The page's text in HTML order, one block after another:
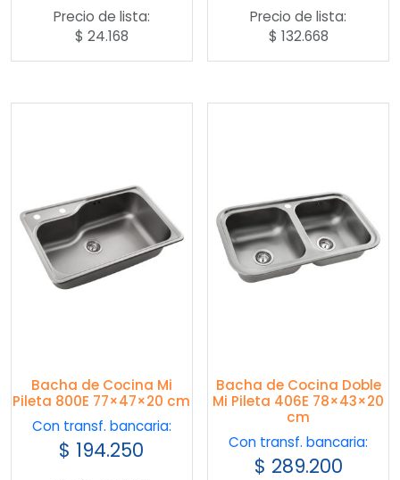
Precio de lista:
$ 24.168
Precio de lista:
$ 132.668
Bacha de Cocina Mi
Pileta 800E 77×47×20 cm
Con transf. bancaria:
$ 194.250
Bacha de Cocina Doble
Mi Pileta 406E 78×43×20
cm
Con transf. bancaria:
$ 289.200